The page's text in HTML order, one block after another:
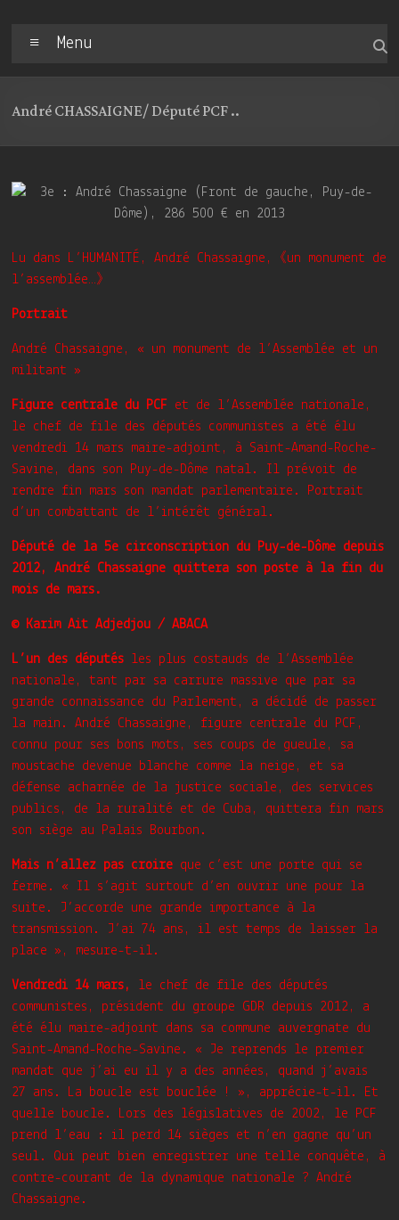
Menu
André CHASSAIGNE/ Député PCF ..
Lu dans L’HUMANITÉ, André Chassaigne,《un monument de
l’assemblée…》
Portrait
André Chassaigne, « un monument de l’Assemblée et un
militant »
Figure centrale du PCF et de l’Assemblée nationale,
le chef de file des députés communistes a été élu
vendredi 14 mars maire-adjoint, à Saint-Amand-Roche-
Savine, dans son Puy-de-Dôme natal. Il prévoit de
rendre fin mars son mandat parlementaire. Portrait
d’un combattant de l’intérêt général.
Député de la 5e circonscription du Puy-de-Dôme depuis
2012, André Chassaigne quittera son poste à la fin du
mois de mars.
© Karim Ait Adjedjou / ABACA
L’un des députés les plus costauds de l’Assemblée
nationale, tant par sa carrure massive que par sa
grande connaissance du Parlement, a décidé de passer
la main. André Chassaigne, figure centrale du PCF,
connu pour ses bons mots, ses coups de gueule, sa
moustache devenue blanche comme la neige, et sa
défense acharnée de la justice sociale, des services
publics, de la ruralité et de Cuba, quittera fin mars
son siège au Palais Bourbon.
Mais n’allez pas croire que c’est une porte qui se
ferme. « Il s’agit surtout d’en ouvrir une pour la
suite. J’accorde une grande importance à la
transmission. J’ai 74 ans, il est temps de laisser la
place », mesure-t-il.
Vendredi 14 mars,
le chef de file des députés
communistes, président du groupe GDR depuis 2012, a
été élu maire-adjoint dans sa commune auvergnate du
Saint-Amand-Roche-Savine. « Je reprends le premier
mandat que j’ai eu il y a des années, quand j’avais
27 ans. La boucle est bouclée ! », apprécie-t-il. Et
quelle boucle. Lors des législatives de 2002, le PCF
prend l’eau : il perd 14 sièges et n’en gagne qu’un
seul. Qui peut bien enregistrer une telle conquête, à
contre-courant de la dynamique nationale ? André
Chassaigne.